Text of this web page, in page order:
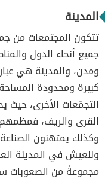
المدينة
تتكون المجتمعات من
جميع أنحاء الدول
ومدن، والمدينة هي
كبيرة ومحدودة
التجمّعات الأخرى،
القرى والريف،
وكذلك يمتهنون الصناعة
وللعيش في المدينة
مجموعةً من الصعوبات